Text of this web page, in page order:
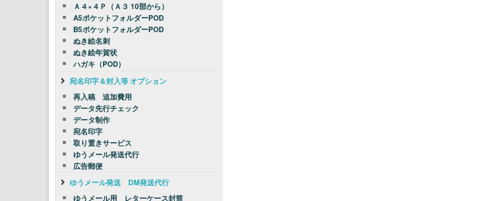
Ａ４×４Ｐ（Ａ３ 10部から）
A5ポケットフォルダーPOD
B5ポケットフォルダーPOD
ぬき絵名刺
ぬき絵年賀状
ハガキ（POD）
宛名印字＆封入等 オプション
再入稿 追加費用
データ先行チェック
データ制作
宛名印字
取り置きサービス
ゆうメール発送代行
広告郵便
ゆうメール発送 DM発送代行
ゆうメール用 レターケース封筒